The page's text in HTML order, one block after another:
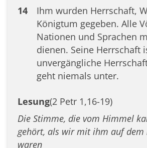
14
Ihm wurden Herrschaft,
Königtum gegeben. Alle
Nationen und Sprachen
dienen. Seine Herrschaft
unvergängliche
geht niemals unter.
Lesung(2 Petr 1,16-19)
Die Stimme, die vom Himmel
gehört, als wir mit ihm auf dem
waren